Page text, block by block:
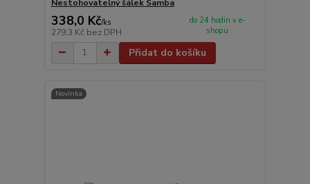
Nestohovatelný šálek Samba
338,0 Kč/ks
279,3 Kč bez DPH
do 24 hodin v e-
shopu
Přidat do košíku
Novinka